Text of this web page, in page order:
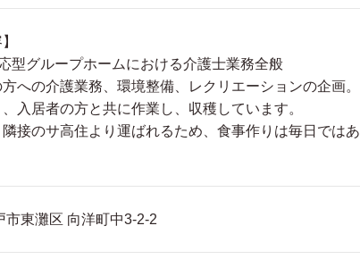
型グループホームにおける介護士業務全般
方への介護業務、環境整備、レクリエーションの企画。
、入居者の方と共に作業し、収穫しています。
隣接のサ高住より運ばれるため、食事作りは毎日ではあ
市東灘区 向洋町中3-2-2